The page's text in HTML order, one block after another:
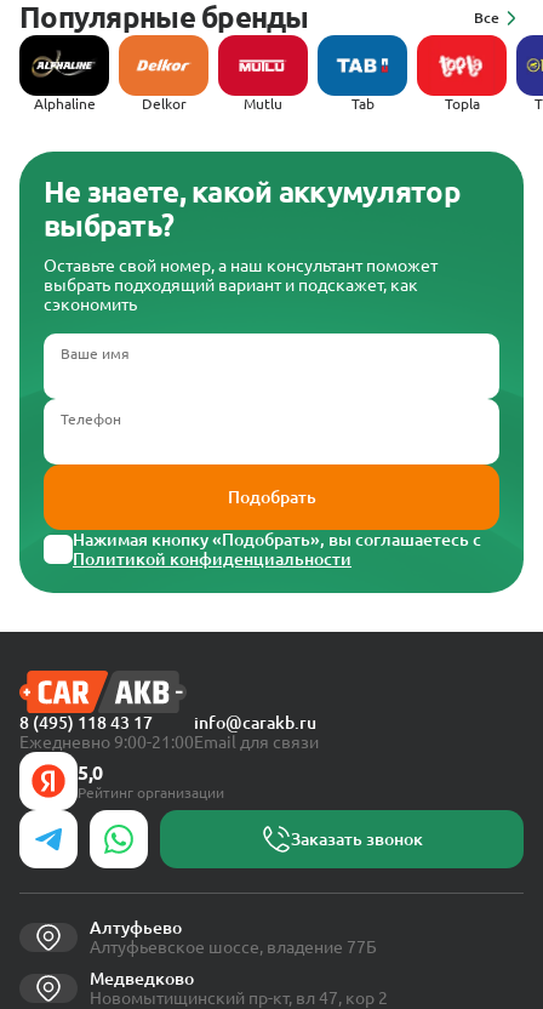
Популярные бренды Все
Alphaline Delkor Mutlu Tab Topla
Не знаете, какой аккумулятор
выбрать?
Оставьте свой номер, а наш консультант поможет
выбрать подходящий вариант и подскажет, как
сэкономить
Ваше имя
Телефон
Подобрать
Нажимая кнопку «Подобрать», вы соглашаетесь с
Политикой конфиденциальности
8 (495) 118 43 17
Ежедневно 9:00-21:00
info@carakb.ru
Email для связи
5,0
Рейтинг организации
Заказать звонок
Алтуфьево
Алтуфьевское шоссе, владение 77Б
Медведково
Новомытищинский пр-кт, вл 47, кор 2